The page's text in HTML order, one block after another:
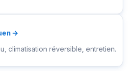
→
climatisation réversible, entretien.